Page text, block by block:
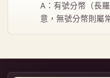
A：有號分幣（長
意，無號分幣則屬